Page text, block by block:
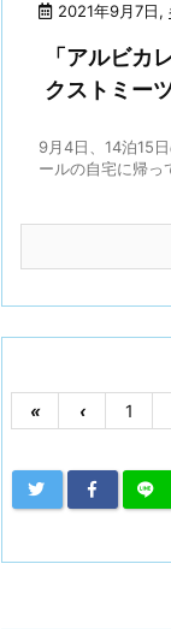
2021年9月7日,
「アルビカ
クストミー
9月4日、14泊15
ールの自宅に帰っ
« ‹ 1